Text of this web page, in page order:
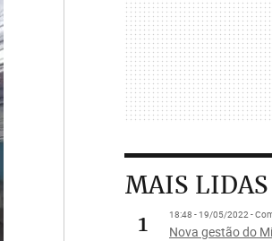
MAIS LIDAS
1
18:48 - 19/05/2022 -
Nova gestão do